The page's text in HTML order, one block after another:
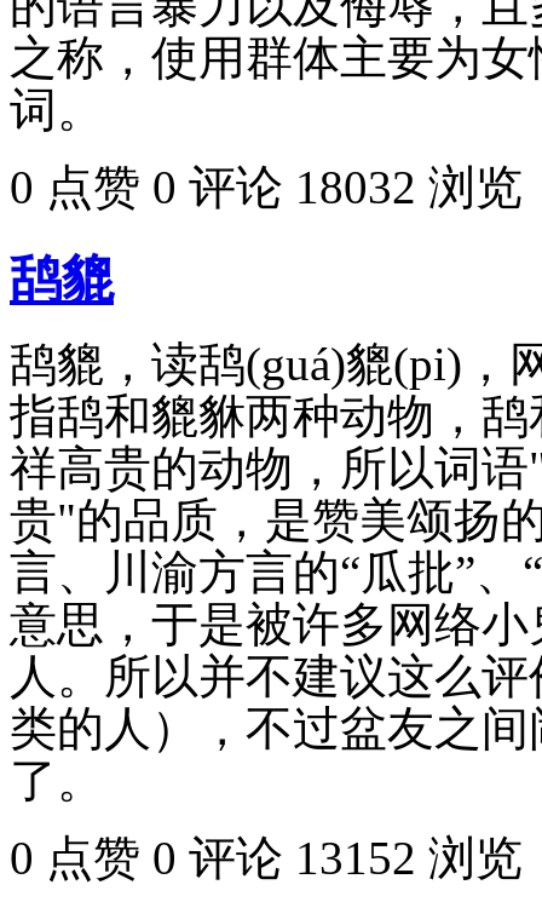
之称，使用群体主要为
词。
0 点赞 0 评论 18032 浏览
鸹貔
鸹貔，读鸹(guá)貔(pi)，
指鸹和貔貅两种动物，
祥高贵的动物，所以词
贵"的品质，是赞美颂扬
言、川渝方言的“瓜批”、
意思，于是被许多网络
人。所以并不建议这么
类的人），不过盆友之
了。
0 点赞 0 评论 13152 浏览